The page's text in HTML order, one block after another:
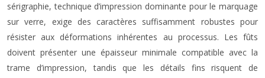
sérigraphie, technique d’impression dominante pour le marquage
sur verre, exige des caractères suffisamment robustes pour
résister aux déformations inhérentes au processus. Les fûts
doivent présenter une épaisseur minimale compatible avec la
trame d’impression, tandis que les détails fins risquent de